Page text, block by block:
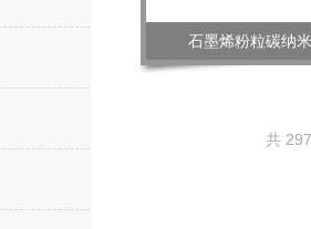
石墨烯粉粒碳纳
共